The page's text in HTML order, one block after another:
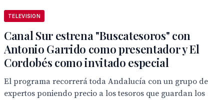
TELEVISION
Canal Sur estrena "Buscatesoros" con
Antonio Garrido como presentador y El
Cordobés como invitado especial
El programa recorrerá toda Andalucía con un grupo de
expertos poniendo precio a los tesoros que guardan los